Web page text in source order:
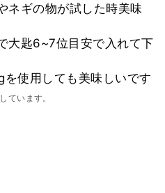
ネギの物が試した時美味
大匙6~7位目安で入れて下
使用しても美味しいです
ています。